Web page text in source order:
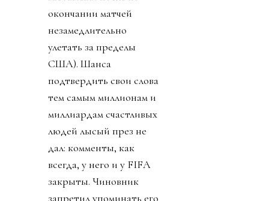
окончании матчей
незамедлительно
улетать за пределы
США). Шанса
подтвердить свои слова
тем самым миллионам и
миллиардам счастливых
людей лысый през не
дал: комменты, как
всегда, у него и у FIFA
закрыты. Чиновник
запретил упоминать его